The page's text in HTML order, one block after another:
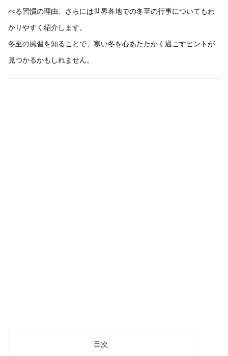
べる習慣の理由、さらには世界各地での冬至の行事についてもわ
かりやすく紹介します。
冬至の風習を知ることで、寒い冬を心あたたかく過ごすヒントが
見つかるかもしれません。
目次